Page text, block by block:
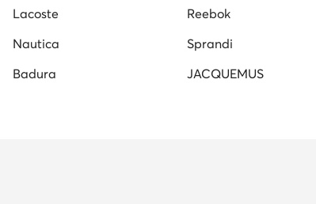
Lacoste
Reebok
Nautica
Sprandi
Badura
JACQUEMUS